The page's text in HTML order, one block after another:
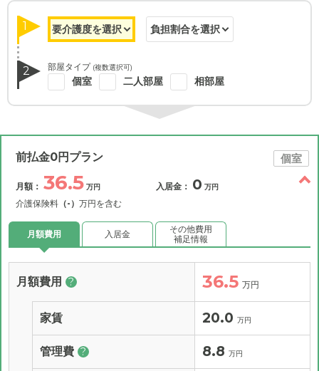
1
2 部屋タイプ (複数選択可)
個室 二人部屋 相部屋
前払金0円プラン 個室
月額： 36.5 万円
介護保険料 （-） 万円を含む
入居金： 0 万円
月額費用 入居金
その他費用
補足情報
月額費用 ? 36.5 万円
家賃 20.0 万円
管理費 ? 8.8 万円